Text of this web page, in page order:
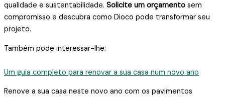
qualidade e sustentabilidade. Solicite um orçamento sem
compromisso e descubra como Dioco pode transformar seu
projeto.
Também pode interessar-lhe:
Um guia completo para renovar a sua casa num novo ano
Renove a sua casa neste novo ano com os pavimentos